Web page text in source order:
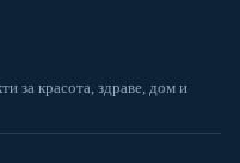
за красота, здраве, дом и